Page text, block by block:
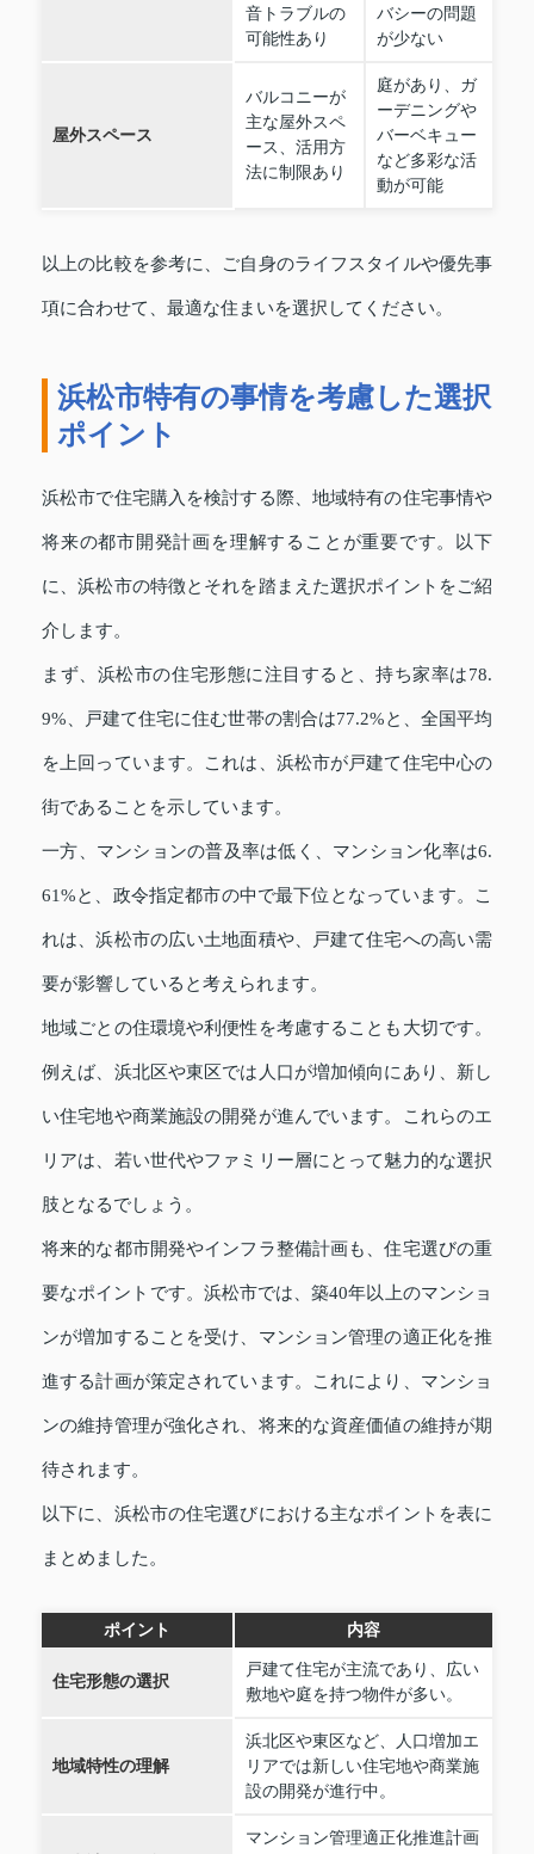
音トラブルの
可能性あり
バシーの問題
が少ない
屋外スペース
バルコニーが
主な屋外スペ
ース、活用方
法に制限あり
庭があり、ガ
ーデニングや
バーベキュー
など多彩な活
動が可能
以上の比較を参考に、ご自身のライフスタイルや優先事
項に合わせて、最適な住まいを選択してください。
浜松市特有の事情を考慮した選択
ポイント
浜松市で住宅購入を検討する際、地域特有の住宅事情や
将来の都市開発計画を理解することが重要です。以下
に、浜松市の特徴とそれを踏まえた選択ポイントをご紹
介します。
まず、浜松市の住宅形態に注目すると、持ち家率は78.
9%、戸建て住宅に住む世帯の割合は77.2%と、全国平均
を上回っています。これは、浜松市が戸建て住宅中心の
街であることを示しています。
一方、マンションの普及率は低く、マンション化率は6.
61%と、政令指定都市の中で最下位となっています。こ
れは、浜松市の広い土地面積や、戸建て住宅への高い需
要が影響していると考えられます。
地域ごとの住環境や利便性を考慮することも大切です。
例えば、浜北区や東区では人口が増加傾向にあり、新し
い住宅地や商業施設の開発が進んでいます。これらのエ
リアは、若い世代やファミリー層にとって魅力的な選択
肢となるでしょう。
将来的な都市開発やインフラ整備計画も、住宅選びの重
要なポイントです。浜松市では、築40年以上のマンショ
ンが増加することを受け、マンション管理の適正化を推
進する計画が策定されています。これにより、マンショ
ンの維持管理が強化され、将来的な資産価値の維持が期
待されます。
以下に、浜松市の住宅選びにおける主なポイントを表に
まとめました。
ポイント 内容
住宅形態の選択
戸建て住宅が主流であり、広い
敷地や庭を持つ物件が多い。
地域特性の理解
浜北区や東区など、人口増加エ
リアでは新しい住宅地や商業施
設の開発が進行中。
マンション管理適正化推進計画